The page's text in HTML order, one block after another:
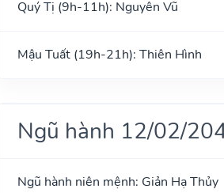
Quý Tị (9h-11h): Nguyên Vũ
Mậu Tuất (19h-21h): Thiên Hình
Ngũ hành 12/02/
Ngũ hành niên mệnh: Giản Hạ Thủy